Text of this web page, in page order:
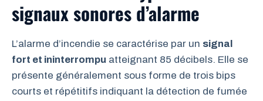
signaux sonores d’alarme
L’alarme d’incendie se caractérise par un signal
fort et ininterrompu atteignant 85 décibels. Elle se
présente généralement sous forme de trois bips
courts et répétitifs indiquant la détection de fumée